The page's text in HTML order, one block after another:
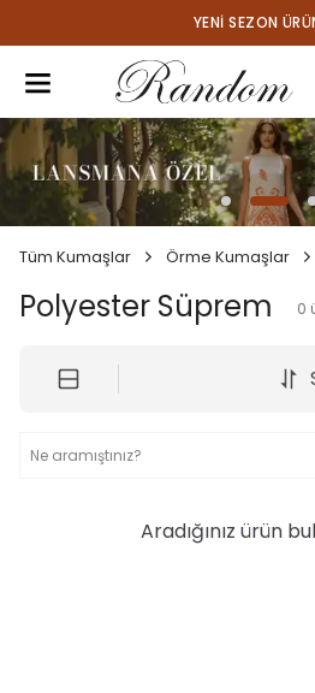
YENI SEZON
Tüm Kumaşlar Örme Kumaşlar
Polyester Süprem 0
Aradığınız ürün